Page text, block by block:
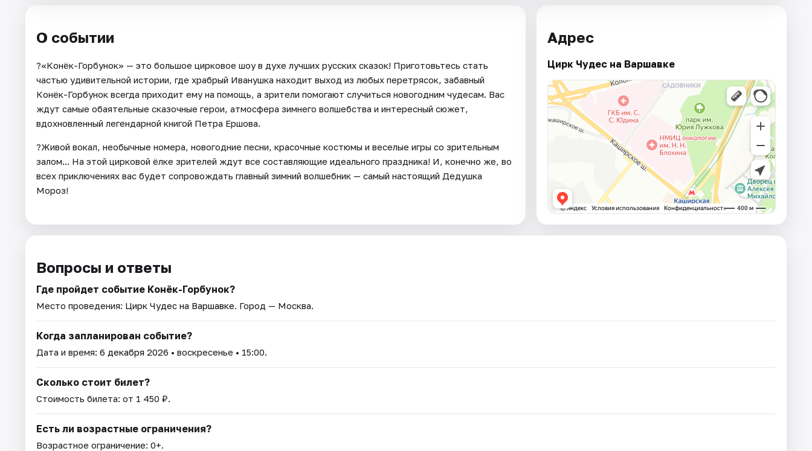
О событии
?«Конёк-Горбунок» — это большое цирковое шоу в духе лучших русских сказок! Приготовьтесь стать
частью удивительной истории, где храбрый Иванушка находит выход из любых перетрясок, забавный
Конёк-Горбунок всегда приходит ему на помощь, а зрители помогают случиться новогодним чудесам. Вас
ждут самые обаятельные сказочные герои, атмосфера зимнего волшебства и интересный сюжет,
вдохновленный легендарной книгой Петра Ершова.
?Живой вокал, необычные номера, новогодние песни, красочные костюмы и веселые игры со зрительным
залом... На этой цирковой ёлке зрителей ждут все составляющие идеального праздника! И, конечно же, во
всех приключениях вас будет сопровождать главный зимний волшебник — самый настоящий Дедушка
Мороз!
Адрес
Цирк Чудес на Варшавке
Вопросы и ответы
Где пройдет событие Конёк-Горбунок?
Место проведения: Цирк Чудес на Варшавке. Город — Москва.
Когда запланирован событие?
Дата и время: 6 декабря 2026 • воскресенье • 15:00.
Сколько стоит билет?
Стоимость билета: от 1 450 ₽.
Есть ли возрастные ограничения?
Возрастное ограничение: 0+.